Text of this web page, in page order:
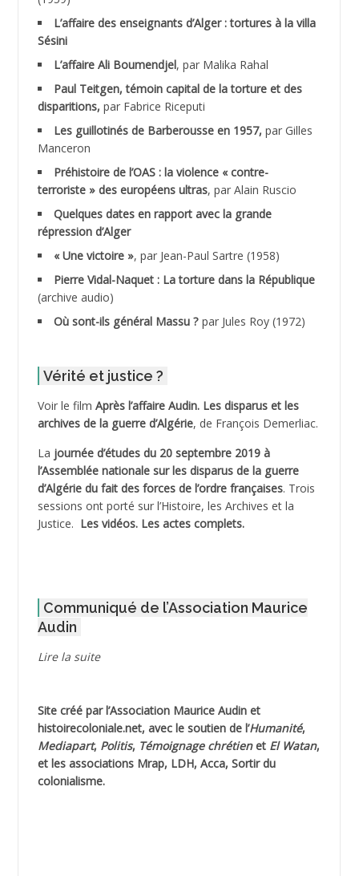
ACHLAF Ali
ADALMI
ADANE Ramdane *
ADDAD
ADDALA Boualem*
ADDANE
ADDECHE Rachid
ADELIOUAT Vve AIT SAADA
ADJANI Khaled
ADJAOUT
ADNI Mohamed Akli
ADOUL Arab *
AGOULMINE
AHLOUCHE Mabrouk *
AIBLIED Ahmed
L’affaire des enseignants d’Alger : tortures à la villa
Sésini
L’affaire Ali Boumendjel, par Malika Rahal
Paul Teitgen, témoin capital de la torture et des
disparitions, par Fabrice Riceputi
Les guillotinés de Barberousse en 1957, par Gilles
Manceron
Préhistoire de l’OAS : la violence « contre-
terroriste » des européens ultras, par Alain Ruscio
Quelques dates en rapport avec la grande
répression d’Alger
« Une victoire », par Jean-Paul Sartre (1958)
Pierre Vidal-Naquet : La torture dans la République
(archive audio)
Où sont-ils général Massu ? par Jules Roy (1972)
Vérité et justice ?
Voir le film Après l’affaire Audin. Les disparus et les
archives de la guerre d’Algérie, de François Demerliac.
La journée d’études du 20 septembre 2019 à
l’Assemblée nationale sur les disparus de la guerre
d’Algérie du fait des forces de l’ordre françaises. Trois
sessions ont porté sur l’Histoire, les Archives et la
Justice. Les vidéos. Les actes complets.
Communiqué de l’Association Maurice
Audin
Lire la suite
Site créé par l’Association Maurice Audinet
histoirecoloniale.net, avec le soutien de l’Humanité,
Mediapart, Politis, Témoignage chrétienet El Watan,
et les associations Mrap, LDH, Acca, Sortir du
colonialisme.